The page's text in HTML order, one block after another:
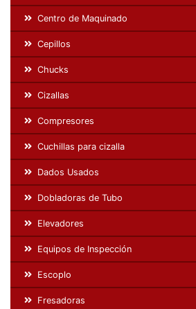
Centro de Maquinado
Cepillos
Chucks
Cizallas
Compresores
Cuchillas para cizalla
Dados Usados
Dobladoras de Tubo
Elevadores
Equipos de Inspección
Escoplo
Fresadoras